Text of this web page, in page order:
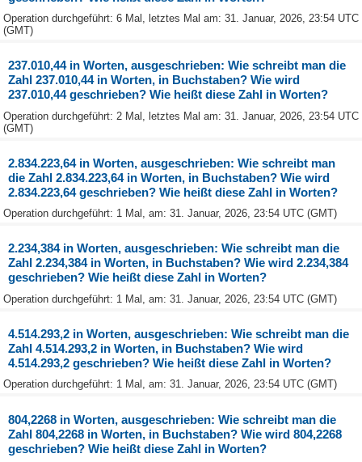
Operation durchgeführt: 6 Mal, letztes Mal am: 31. Januar, 2026, 23:54 UTC
(GMT)
237.010,44 in Worten, ausgeschrieben: Wie schreibt man die
Zahl 237.010,44 in Worten, in Buchstaben? Wie wird
237.010,44 geschrieben? Wie heißt diese Zahl in Worten?
Operation durchgeführt: 2 Mal, letztes Mal am: 31. Januar, 2026, 23:54 UTC
(GMT)
2.834.223,64 in Worten, ausgeschrieben: Wie schreibt man
die Zahl 2.834.223,64 in Worten, in Buchstaben? Wie wird
2.834.223,64 geschrieben? Wie heißt diese Zahl in Worten?
Operation durchgeführt: 1 Mal, am: 31. Januar, 2026, 23:54 UTC (GMT)
2.234,384 in Worten, ausgeschrieben: Wie schreibt man die
Zahl 2.234,384 in Worten, in Buchstaben? Wie wird 2.234,384
geschrieben? Wie heißt diese Zahl in Worten?
Operation durchgeführt: 1 Mal, am: 31. Januar, 2026, 23:54 UTC (GMT)
4.514.293,2 in Worten, ausgeschrieben: Wie schreibt man die
Zahl 4.514.293,2 in Worten, in Buchstaben? Wie wird
4.514.293,2 geschrieben? Wie heißt diese Zahl in Worten?
Operation durchgeführt: 1 Mal, am: 31. Januar, 2026, 23:54 UTC (GMT)
804,2268 in Worten, ausgeschrieben: Wie schreibt man die
Zahl 804,2268 in Worten, in Buchstaben? Wie wird 804,2268
geschrieben? Wie heißt diese Zahl in Worten?